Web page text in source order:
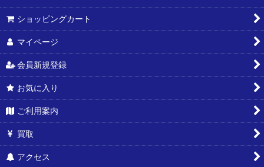
ショッピングカート
マイページ
会員新規登録
お気に入り
ご利用案内
買取
アクセス